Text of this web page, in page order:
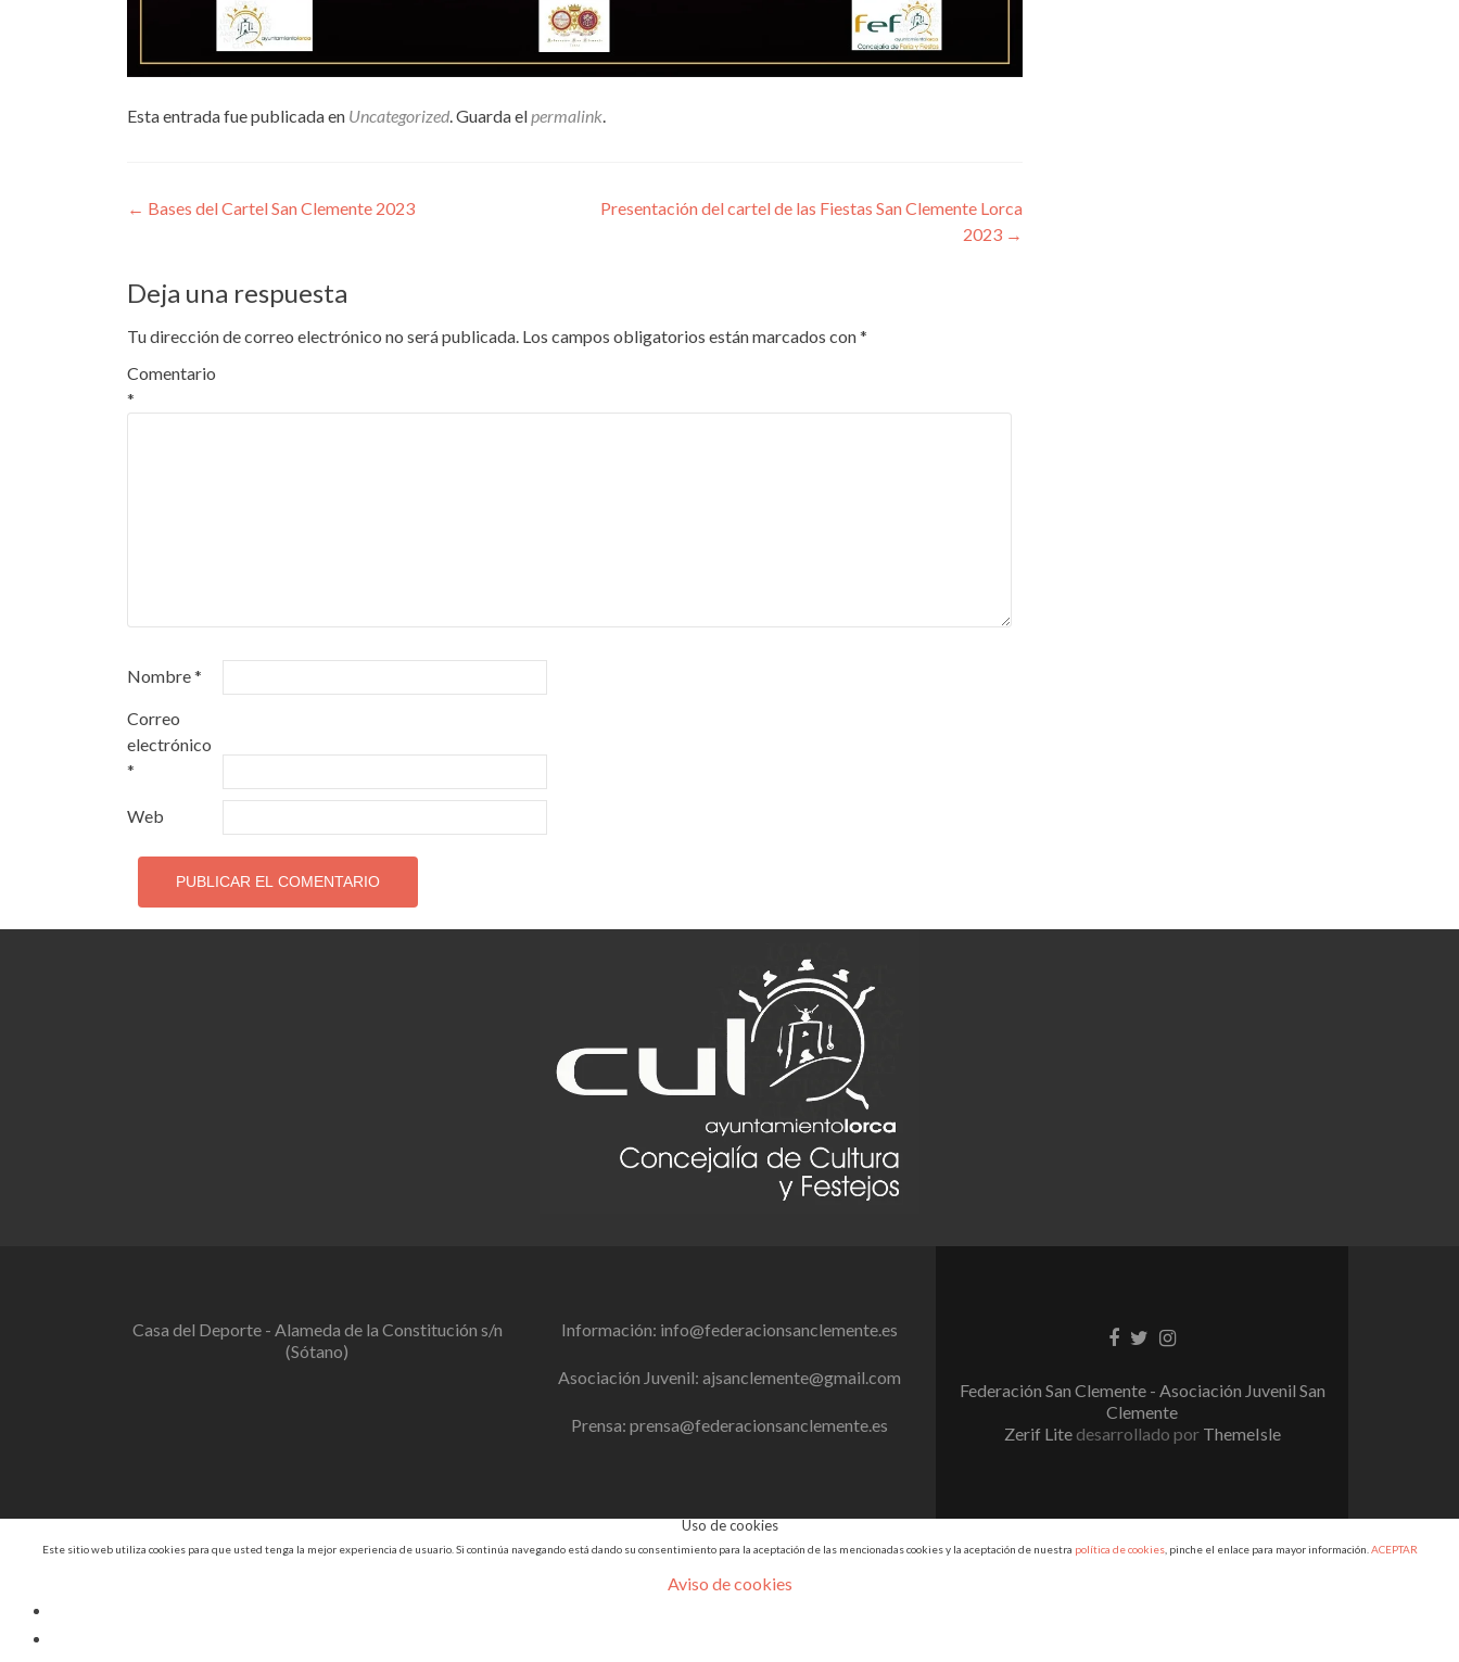
Esta entrada fue publicada en Uncategorized . Guarda el permalink
Navegación de entradas
← Bases del Cartel San Clemente 2023
Presentación del cartel de las Fiestas San Clemente Lorca
2023 →
Deja una respuesta
Tu dirección de correo electrónico no será publicada. Los campos obligatorios están marcados con*
Comentario
*
Nombre*
Correo
electrónico
*
Web
Casa del Deporte - Alameda de la Constitución s/n
(Sótano)
Información: info@federacionsanclemente.es
Asociación Juvenil: ajsanclemente@gmail.com
Prensa: prensa@federacionsanclemente.es
Enlace
EnlaceEnlace
Federación San Clemente - Asociación Juvenil San
Clemente
Zerif Lite desarrollado por ThemeIsle
Uso de cookies
Este sitio web utiliza cookies para que usted tenga la mejor experiencia de usuario. Si continúa navegando está dando su consentimiento para la aceptación de las mencionadas cookies y la aceptación de nuestra política de cookies, pinche el enlace para mayor información. ACEPTAR
Aviso de cookies